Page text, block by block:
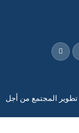
تطوير المجتمع من أجل